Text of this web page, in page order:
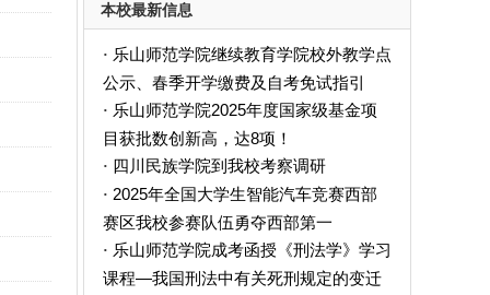
本校最新信息
· 乐山师范学院继续教育学院校外教学点
公示、春季开学缴费及自考免试指引
· 乐山师范学院2025年度国家级基金项
目获批数创新高，达8项！
· 四川民族学院到我校考察调研
· 2025年全国大学生智能汽车竞赛西部
赛区我校参赛队伍勇夺西部第一
· 乐山师范学院成考函授《刑法学》学习
课程—我国刑法中有关死刑规定的变迁